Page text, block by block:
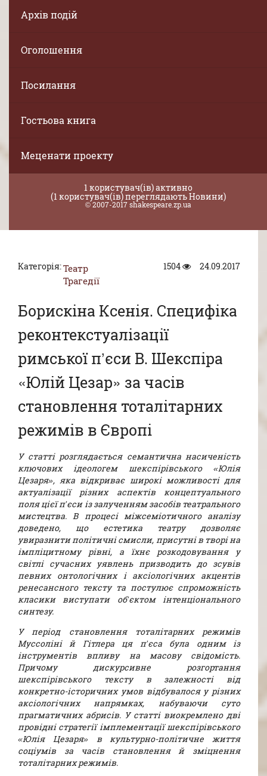
Архів подій
Оголошення
Посилання
Гостьова книга
Меценати проекту
1 користувач(ів) активно
(1 користувач(ів) переглядають Новини)
© 2007-2017 shakespeare.zp.ua
Категорія:Театр
Трагедії
24.09.2017
1504
Борискіна Ксенія. Специфіка
реконтекстуалізації
римської п’єси В. Шекспіра
«Юлій Цезар» за часів
становлення тоталітарних
режимів в Європі
У статті розглядається семантична насиченість
ключових ідеологем шекспірівського «Юлія
Цезаря», яка відкриває широкі можливості для
актуалізації різних аспектів концептуального
поля цієї п’єси із залученням засобів театрального
мистецтва. В процесі міжсеміотичного аналізу
доведено, що естетика театру дозволяє
увиразнити політичні смисли, присутні в творі на
імпліцитному рівні, а їхнє розкодовування у
світлі сучасних уявлень призводить до зсувів
певних онтологічних і аксіологічних акцентів
ренесансного тексту та постулює спроможність
класики виступати об’єктом інтенціонального
синтезу.
У період становлення тоталітарних режимів
Муссоліні й Гітлера ця п’єса була одним із
інструментів впливу на масову свідомість.
Причому дискурсивне розгортання
шекспірівського тексту в залежності від
конкретно-історичних умов відбувалося у різних
аксіологічних напрямках, набуваючи суто
прагматичних абрисів. У статті виокремлено дві
провідні стратегії імплементації шекспірівського
«Юлія Цезаря» в культурно-політичне життя
соціумів за часів становлення й зміцнення
тоталітарних режимів.